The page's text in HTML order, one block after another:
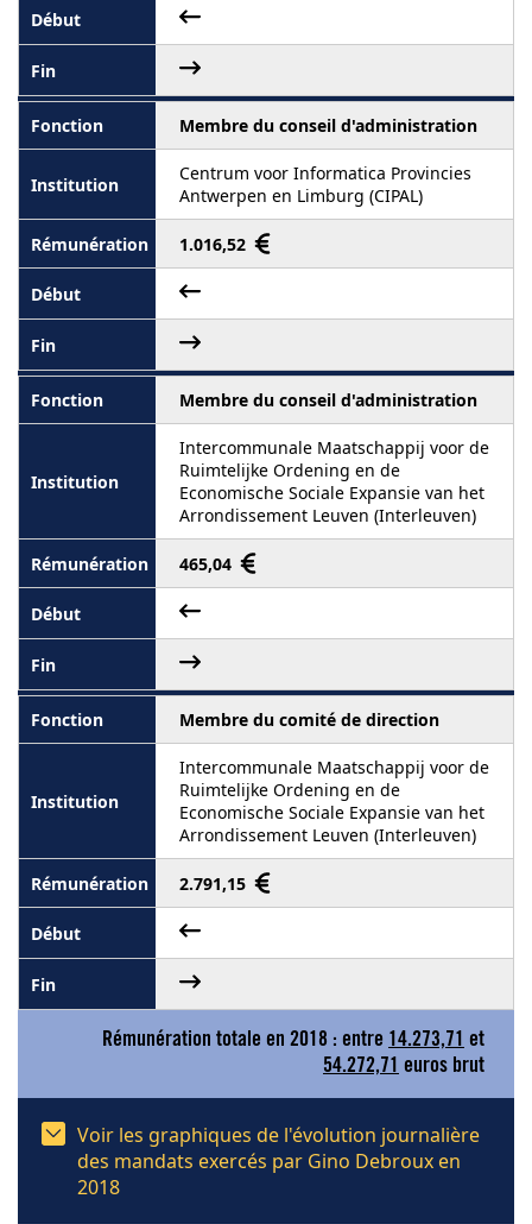
Membre du conseil d'administration
Centrum voor Informatica Provincies
Antwerpen en Limburg (CIPAL)
1.016,52
Membre du conseil d'administration
Intercommunale Maatschappij voor de
Ruimtelijke Ordening en de
Economische Sociale Expansie van het
Arrondissement Leuven (Interleuven)
465,04
Membre du comité de direction
Intercommunale Maatschappij voor de
Ruimtelijke Ordening en de
Economische Sociale Expansie van het
Arrondissement Leuven (Interleuven)
2.791,15
Rémunération totale en 2018 : entre 14.273,71 et
54.272,71 euros brut
Voir les graphiques de l'évolution journalière
des mandats exercés par Gino Debroux en
2018